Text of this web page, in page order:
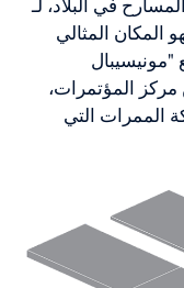
في البلاد، لـ
المكان المثالي
"مونيسيبال
مركز المؤتمرات،
الممرات التي